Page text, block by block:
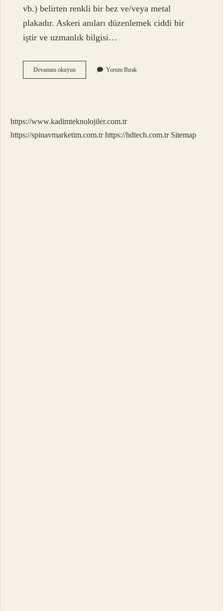
vb.) belirten renkli bir bez ve/veya metal
plakadır. Askeri anıları düzenlemek ciddi bir
iştir ve uzmanlık bilgisi…
Devamını okuyunApolet
Nedir
Yorum Bırak
https://www.kadimteknolojiler.com.tr
https://spinavmarketim.com.tr https://hdtech.com.tr Sitemap